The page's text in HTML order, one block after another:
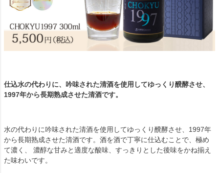
仕込水の代わりに、吟味された清酒を使用してゆっくり醗酵させ、
1997年から長期熟成させた清酒です。
水の代わりに吟味された清酒を使用してゆっくり醗酵させ、1997年
から長期熟成させた清酒です。酒を酒で丁寧に仕込むことで、極め
て濃く、 濃醇な甘みと適度な酸味、すっきりとした後味をかね揃え
た味わいです。